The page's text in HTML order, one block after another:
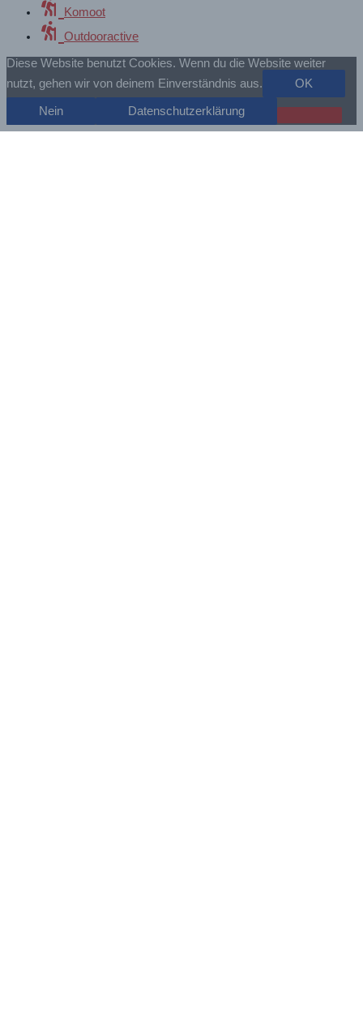
Komoot
Outdooractive
Diese Website benutzt Cookies. Wenn du die Website weiter
nutzt, gehen wir von deinem Einverständnis aus.
OK
Nein Datenschutzerklärung